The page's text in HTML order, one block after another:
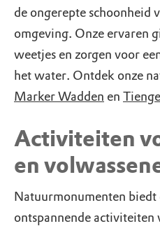
de ongerepte schoonheid
omgeving. Onze ervaren
weetjes en zorgen voor
het water. Ontdek onze
Marker Wadden en
Activiteiten
en
Natuurmonumenten biedt
ontspannende